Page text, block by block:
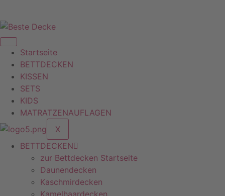
springen
Startseite
BETTDECKEN
KISSEN
SETS
KIDS
MATRATZENAUFLAGEN
X
BETTDECKEN
zur Bettdecken Startseite
Daunendecken
Kaschmirdecken
Kamelhaardecken